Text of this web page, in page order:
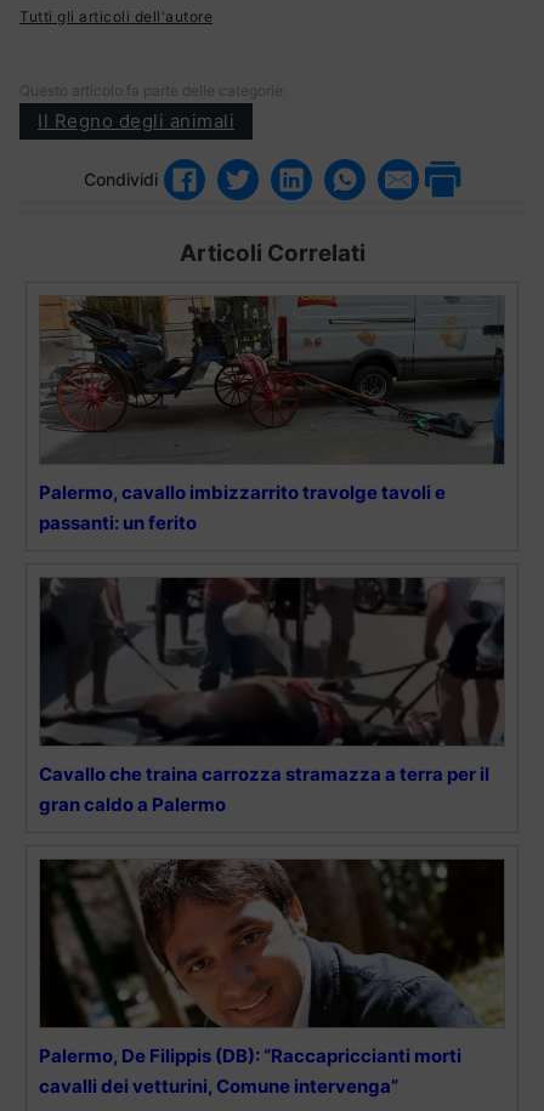
Tutti gli articoli dell'autore
Questo articolo fa parte delle categorie:
Il Regno degli animali
Condividi
Articoli Correlati
Palermo, cavallo imbizzarrito travolge tavoli e
passanti: un ferito
Cavallo che traina carrozza stramazza a terra per il
gran caldo a Palermo
Palermo, De Filippis (DB): “Raccapriccianti morti
cavalli dei vetturini, Comune intervenga”